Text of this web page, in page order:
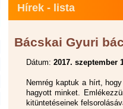
Hírek - lista
Bácskai Gyuri
Dátum: 2017. szeptember
Nemrég kaptuk a hírt,
hagyott minket.
kitüntetéseinek